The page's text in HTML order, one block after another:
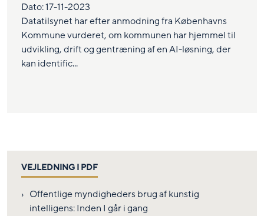
Dato:17-11-2023
Datatilsynet har efter anmodning fra Københavns
Kommune vurderet, om kommunen har hjemmel til
udvikling, drift og gentræning af en AI-løsning, der
kan identific...
VEJLEDNING I PDF
Offentlige myndigheders brug af kunstig
intelligens: Inden I går i gang